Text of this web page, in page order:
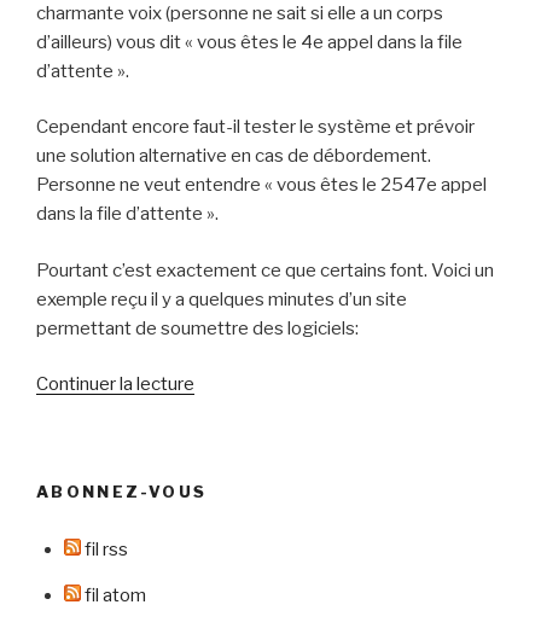
charmante voix (personne ne sait si elle a un corps
d’ailleurs) vous dit « vous êtes le 4e appel dans la file
d’attente ».
Cependant encore faut-il tester le système et prévoir
une solution alternative en cas de débordement.
Personne ne veut entendre « vous êtes le 2547e appel
dans la file d’attente ».
Pourtant c’est exactement ce que certains font. Voici un
exemple reçu il y a quelques minutes d’un site
permettant de soumettre des logiciels:
Continuer la lecture
que
ABONNEZ-VOUS
fil rss
fil atom